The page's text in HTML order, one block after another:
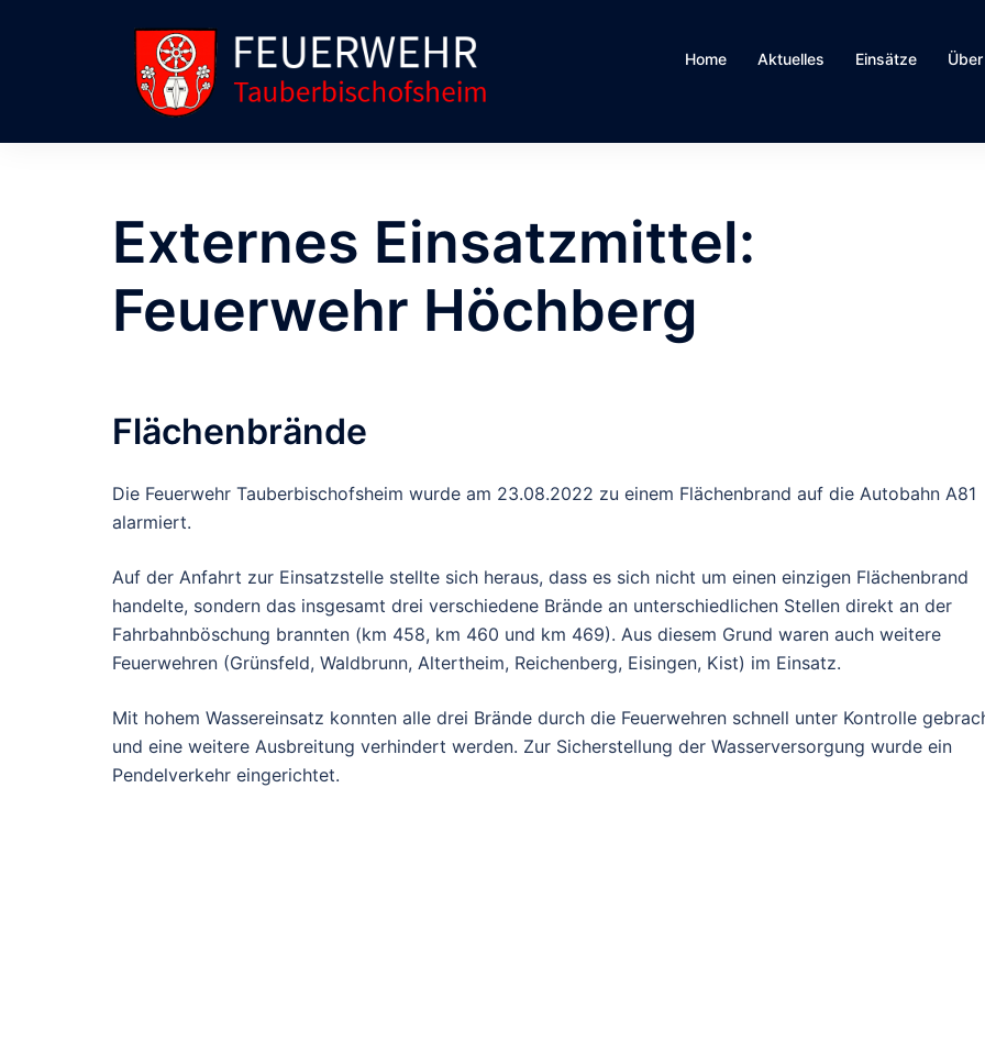
Home Aktuelles Einsätze
Externes Einsatzmittel:
Feuerwehr Höchberg
Flächenbrände
Die Feuerwehr Tauberbischofsheim wurde am 23.08.2022 zu einem Flächenbrand auf die Autobahn A81
alarmiert.
Auf der Anfahrt zur Einsatzstelle stellte sich heraus, dass es sich nicht um einen einzigen Flächenbrand
handelte, sondern das insgesamt drei verschiedene Brände an unterschiedlichen Stellen direkt an der
Fahrbahnböschung brannten (km 458, km 460 und km 469). Aus diesem Grund waren auch weitere
Feuerwehren (Grünsfeld, Waldbrunn, Altertheim, Reichenberg, Eisingen, Kist) im Einsatz.
Mit hohem Wassereinsatz konnten alle drei Brände durch die Feuerwehren schnell unter Kontrolle
und eine weitere Ausbreitung verhindert werden. Zur Sicherstellung der Wasserversorgung wurde ein
Pendelverkehr eingerichtet.